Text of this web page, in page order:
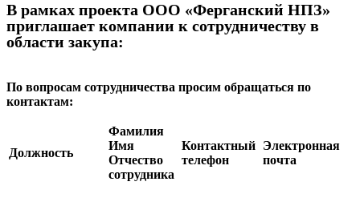
В рамках проекта ООО «Ферганский НПЗ»
приглашает компании к сотрудничеству в
области закупа:
По вопросам сотрудничества просим обращаться по
контактам:
Должность
Фамилия
Имя
Отчество
сотрудника
Контактный
телефон
Электронная
почта